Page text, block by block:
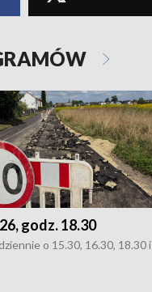
godz. 18.30
o 15.30, 16.30, 18.30 i